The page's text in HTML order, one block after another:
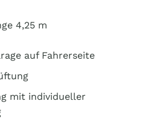
4,25 m
auf Fahrerseite
mit individueller